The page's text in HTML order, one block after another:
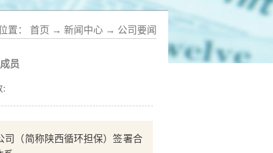
置： 首页 → 新闻中心 → 公司要闻
员
:
司（简称陕西循环担保）签署合